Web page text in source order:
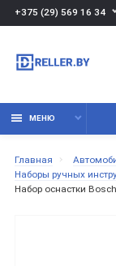
+375 (29) 569 16 34
МЕНЮ
Главная
Наборы ручных
Набор оснастки